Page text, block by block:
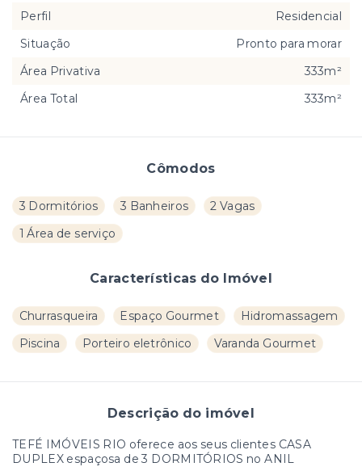
Cômodos
3 Dormitórios 3 Banheiros
2 Vagas
1 Área de serviço
Características do Imóvel
Churrasqueira Espaço Gourmet
Hidromassagem
Piscina
Porteiro eletrônico Varanda Gourmet
Descrição do imóvel
TEFÉ IMÓVEIS RIO oferece aos seus clientes CASA
DUPLEX espaçosa de 3 DORMITÓRIOS no ANIL
Perfil
Residencial
Situação
Pronto para morar
Área Privativa
333m²
Área Total
333m²